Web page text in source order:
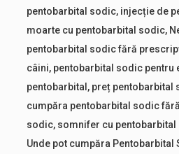
pentobarbital sodic, injecție de
moarte cu pentobarbital sodic,
pentobarbital sodic fără
câini, pentobarbital sodic pentru
pentobarbital , preț pentobarbital
cumpăra pentobarbital sodic
sodic, somnifer cu
Unde pot cumpăra Pentobarbital